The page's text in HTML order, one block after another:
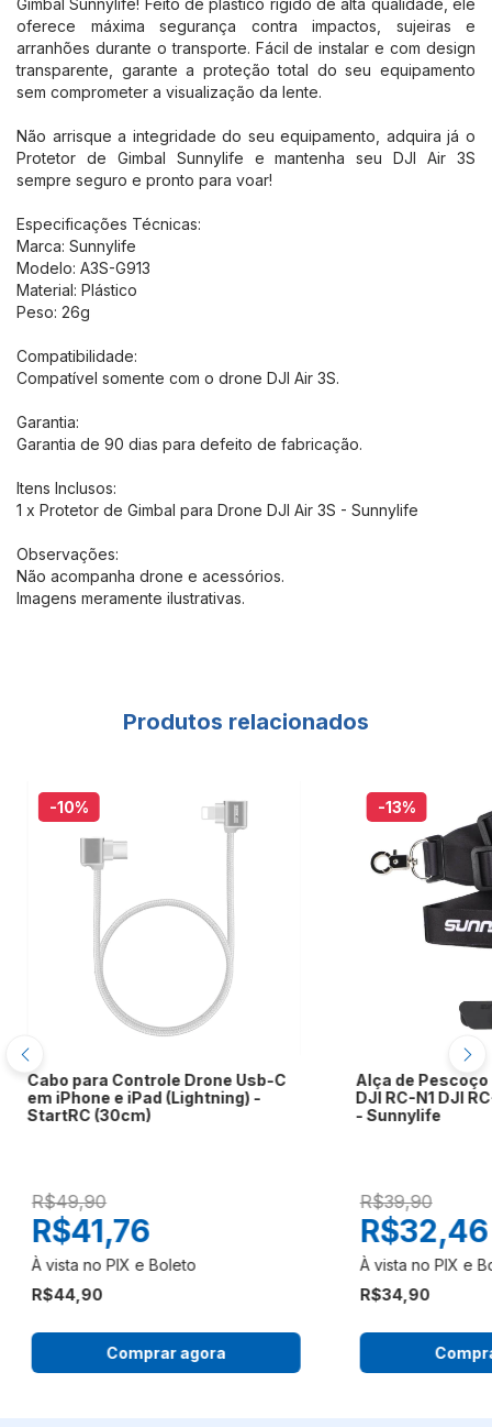
Gimbal Sunnylife! Feito de plástico rígido de alta qualidade, ele
oferece máxima segurança contra impactos, sujeiras e
arranhões durante o transporte. Fácil de instalar e com design
transparente, garante a proteção total do seu equipamento
sem comprometer a visualização da lente.
Não arrisque a integridade do seu equipamento, adquira já o
Protetor de Gimbal Sunnylife e mantenha seu DJI Air 3S
sempre seguro e pronto para voar!
Especificações Técnicas:
Marca: Sunnylife
Modelo: A3S-G913
Material: Plástico
Peso: 26g
Compatibilidade:
Compatível somente com o drone DJI Air 3S.
Garantia:
Garantia de 90 dias para defeito de fabricação.
Itens Inclusos:
1 x Protetor de Gimbal para Drone DJI Air 3S - Sunnylife
Observações:
Não acompanha drone e acessórios.
Imagens meramente ilustrativas.
Produtos relacionados
-10%
Cabo para Controle Drone Usb-C
em iPhone e iPad (Lightning) -
StartRC (30cm)
R$49,90
R$44,90
R$41,76
Comprar agora
-13%
Alça de
DJI RC-N1 DJI
- Sunnylife
R$39,90
R$34,90
R$32,46